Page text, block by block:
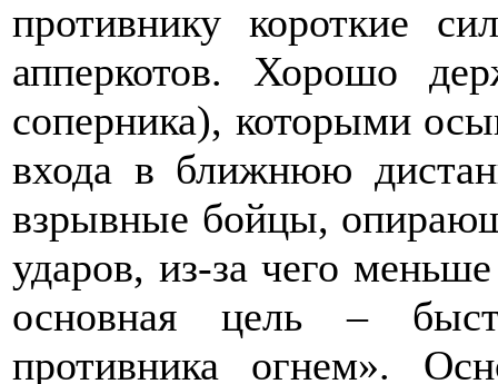
противнику короткие
апперкотов. Хорошо
соперника), которыми
входа в ближнюю
взрывные бойцы,
ударов, из-за чего
основная цель –
противника огнем».